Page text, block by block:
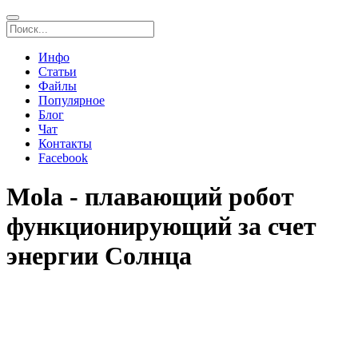
Инфо
Статьи
Файлы
Популярное
Блог
Чат
Контакты
Facebook
Mola - плавающий робот
функционирующий за счет
энергии Солнца